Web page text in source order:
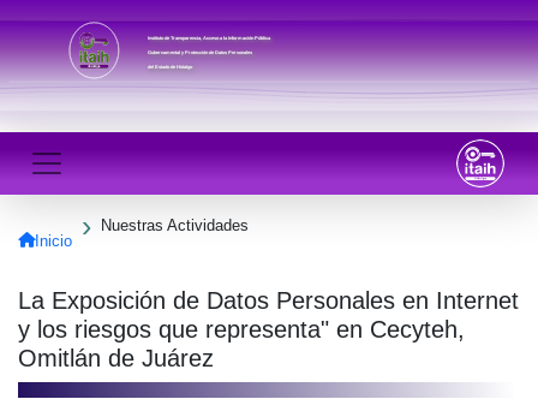
Instituto de Transparencia, Acceso a la Información Pública
Gubernamental y Protección de Datos Personales
del Estado de Hidalgo
Inicio
Nuestras Actividades
La Exposición de Datos Personales en Internet
y los riesgos que representa" en Cecyteh,
Omitlán de Juárez